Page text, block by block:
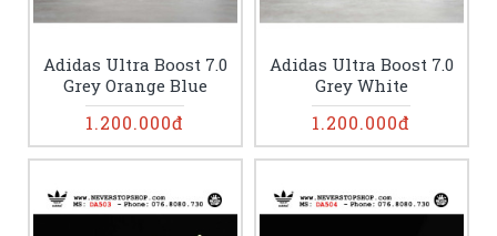
Adidas Ultra Boost 7.0
Grey Orange Blue
1.200.000đ
Adidas Ultra Boost 7.0
Grey White
1.200.000đ